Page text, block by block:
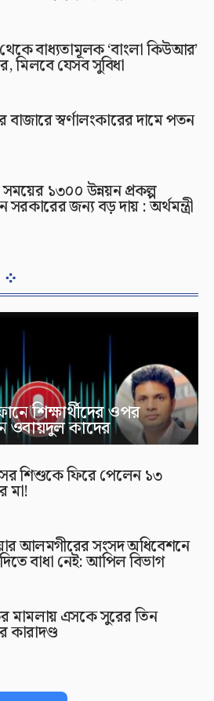
বাধ্যতামূলক ‘বাংলা কিউআর’
মিলবে যেসব সুবিধা
বাজারে স্বর্ণালংকারের দামে পতন
১৩০০ উন্নয়ন প্রকল্প
সরকারের জন্য বড় দায় : অর্থমন্ত্রী
শিক্ষার্থীদের ওপর
ওবায়দুল কাদের
শিশুকে ফিরে পেলেন ১৩
মা!
আলমগীরের সংসদ অধিবেশনে
বাধা নেই: আপিল বিভাগ
মামলায় এসকে সুরের তিন
কারাদণ্ড